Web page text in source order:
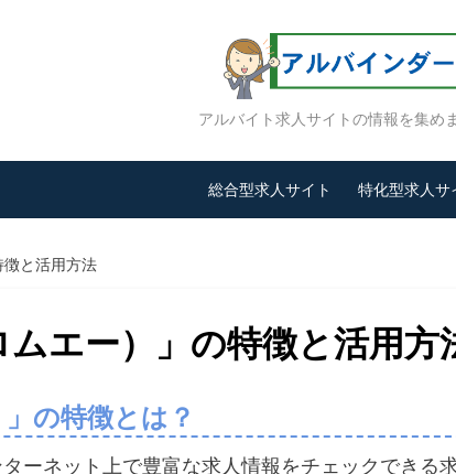
アルバイト求人サイトの情報を集め
総合型求人サイト 特化型求人サ
徴と活用方法
ムエー）」の特徴と活用方
の特徴とは？
ーネット上で豊富な求人情報をチェックできる